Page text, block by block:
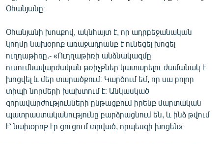
Օհանյանը։
Օհանյանի խոսքով, ակնհայտ է, որ ադրբեջանական
կողմը նախօրոք առաջադրանք է ունեցել խոցել
ուղղաթիռը.- «Ուղղաթիռի անձնակազմը
ուսումնավարժական թռիչքներ կատարելու ժամանակ է
խոցվել և մեր տարածքում։ Կարծում եմ, որ սա բոլոր
տիպի նորմերի խախտում է։ Անկասկած
զորավարժությունների ընթացքում իրենք մարտական
պատրաստականությունը բարձրացնում են, և ինձ թվում
է՝ նախօրոք էր ցուցում տրված, որպեսզի խոցեն»։